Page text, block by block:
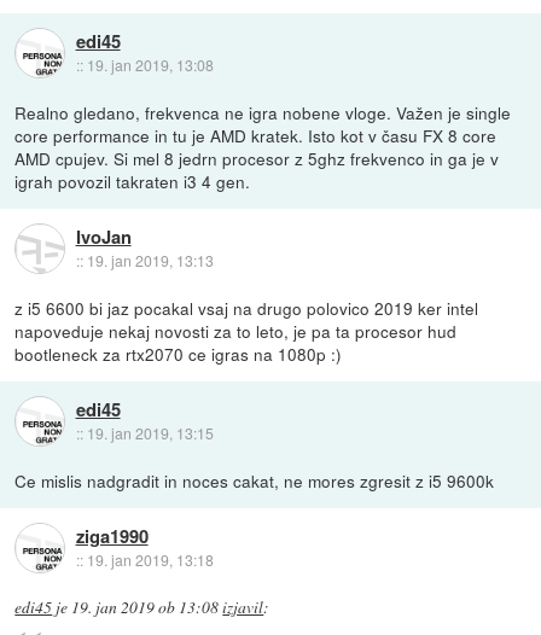
edi45
:: 19. jan 2019, 13:08
Realno gledano, frekvenca ne igra nobene vloge. Važen je single
core performance in tu je AMD kratek. Isto kot v času FX 8 core
AMD cpujev. Si mel 8 jedrn procesor z 5ghz frekvenco in ga je v
igrah povozil takraten i3 4 gen.
IvoJan
:: 19. jan 2019, 13:13
z i5 6600 bi jaz pocakal vsaj na drugo polovico 2019 ker intel
napoveduje nekaj novosti za to leto, je pa ta procesor hud
bootleneck za rtx2070 ce igras na 1080p :)
edi45
:: 19. jan 2019, 13:15
Ce mislis nadgradit in noces cakat, ne mores zgresit z i5 9600k
ziga1990
:: 19. jan 2019, 13:18
edi45 je 19. jan 2019 ob 13:08izjavil: